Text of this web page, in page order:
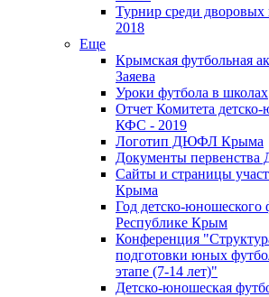
Турнир среди дворовых
2018
Еще
Крымская футбольная
Заяева
Уроки футбола в школах
Отчет Комитета
КФС - 2019
Логотип ДЮФЛ Крыма
Документы
Сайты и страницы
Крыма
Год детско-юношеского
Республике Крым
Конференция
подготовки юных
этапе (7-14 лет)"
Детско-юношеская